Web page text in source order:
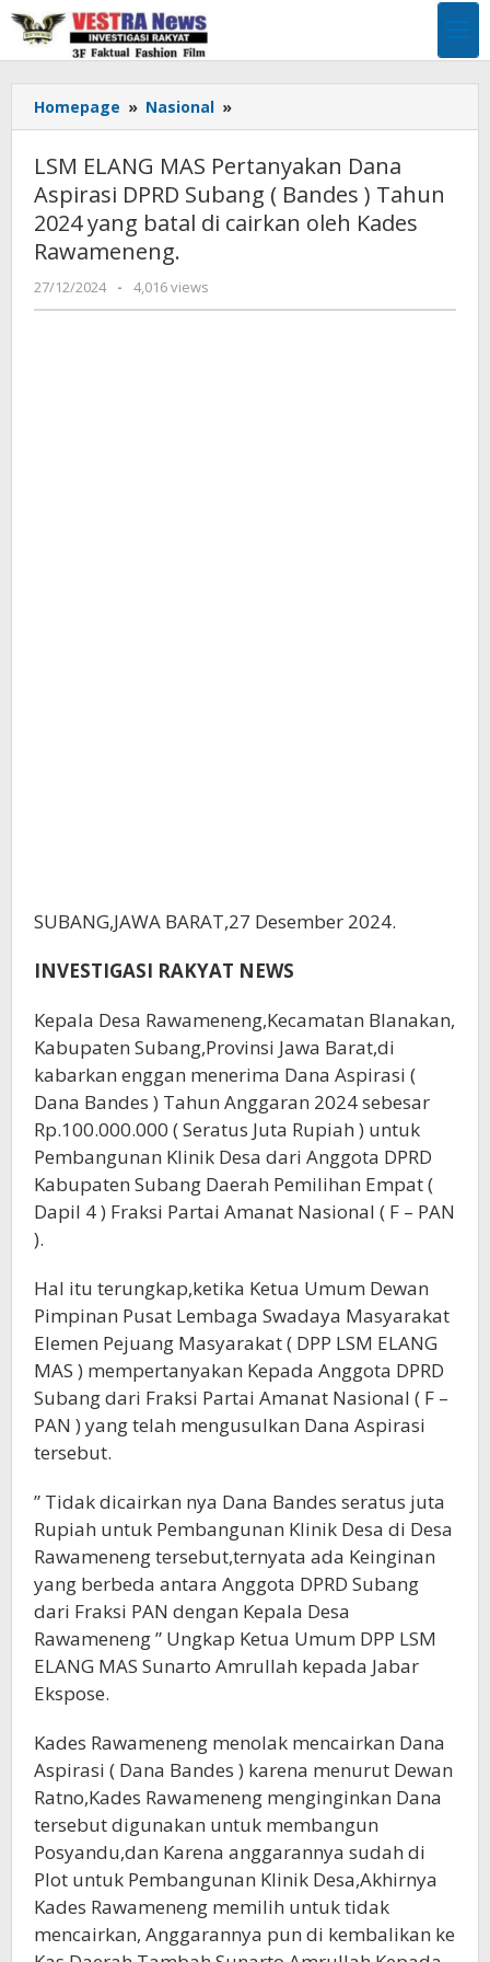
Lewati
konten
Homepage » Nasional »
ELANG
Pertanyakan
Dana
Aspirasi
Bandes
LSM ELANG MAS Pertanyakan Dana
Aspirasi DPRD Subang ( Bandes ) Tahun
2024 yang batal di cairkan oleh Kades
Rawameneng.
27/12/2024
oleh
Pimpinan
- 4,016 views
SUBANG,JAWA BARAT,27 Desember 2024.
INVESTIGASI RAKYAT NEWS
Kepala Desa Rawameneng,Kecamatan Blanakan,
Kabupaten Subang,Provinsi Jawa Barat,di
kabarkan enggan menerima Dana Aspirasi (
Dana Bandes ) Tahun Anggaran 2024 sebesar
Rp.100.000.000 ( Seratus Juta Rupiah ) untuk
Pembangunan Klinik Desa dari Anggota DPRD
Kabupaten Subang Daerah Pemilihan Empat (
Dapil 4 ) Fraksi Partai Amanat Nasional ( F – PAN
).
Hal itu terungkap,ketika Ketua Umum Dewan
Pimpinan Pusat Lembaga Swadaya Masyarakat
Elemen Pejuang Masyarakat ( DPP LSM ELANG
MAS ) mempertanyakan Kepada Anggota DPRD
Subang dari Fraksi Partai Amanat Nasional ( F –
PAN ) yang telah mengusulkan Dana Aspirasi
tersebut.
” Tidak dicairkan nya Dana Bandes seratus juta
Rupiah untuk Pembangunan Klinik Desa di Desa
Rawameneng tersebut,ternyata ada Keinginan
yang berbeda antara Anggota DPRD Subang
dari Fraksi PAN dengan Kepala Desa
Rawameneng ” Ungkap Ketua Umum DPP LSM
ELANG MAS Sunarto Amrullah kepada Jabar
Ekspose.
Kades Rawameneng menolak mencairkan Dana
Aspirasi ( Dana Bandes ) karena menurut Dewan
Ratno,Kades Rawameneng menginginkan Dana
tersebut digunakan untuk membangun
Posyandu,dan Karena anggarannya sudah di
Plot untuk Pembangunan Klinik Desa,Akhirnya
Kades Rawameneng memilih untuk tidak
mencairkan, Anggarannya pun di kembalikan ke